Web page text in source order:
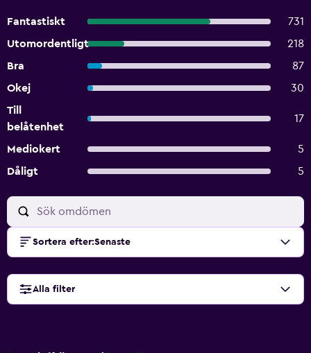
Fantastiskt
731
Utomordentligt
218
Bra
87
Okej
30
Till
belåtenhet
17
Mediokert
5
Dåligt
5
Sortera efter:Senaste
Alla filter